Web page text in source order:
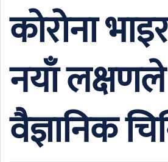
कोरोना
नयाँ लक्षणले
वैज्ञानिक